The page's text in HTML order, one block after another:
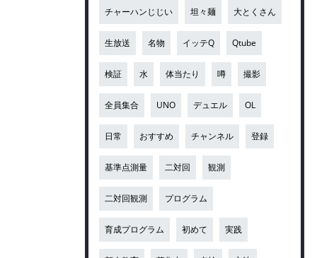
チャーハンじじい 坦々麺 大とくさん
生放送 名物 イッテQ Qtube
検証 水 体当たり 噂 撮影
全員集合 UNO デュエル OL
日常 おすすめ チャンネル 登録
基準点測量 二対回 観測
二対回観測 プログラム
育成プログラム 初めて 実践